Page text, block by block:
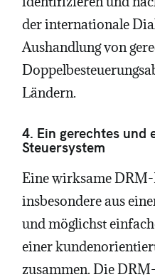
der internationale
Aushandlung von
Ländern.
4. Ein gerechtes und
Steuersystem
Eine wirksame
insbesondere aus
und möglichst
einer
zusammen. Die